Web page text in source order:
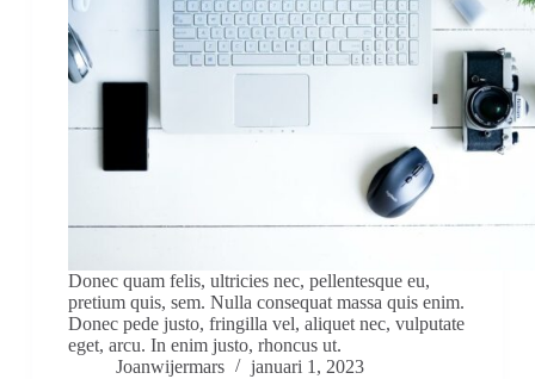
Donec quam felis, ultricies nec, pellentesque eu,
pretium quis, sem. Nulla consequat massa quis enim.
Donec pede justo, fringilla vel, aliquet nec, vulputate
eget, arcu. In enim justo, rhoncus ut.
Joanwijermars
januari 1, 2023